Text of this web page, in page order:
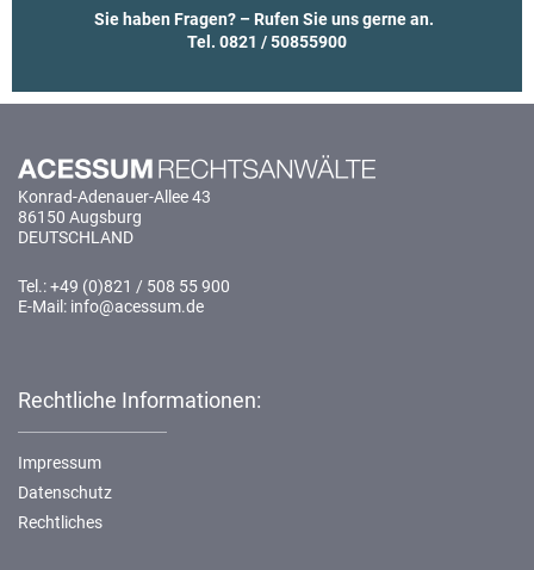
Sie haben Fragen? – Rufen Sie uns gerne an.
Tel. 0821 / 50855900
Konrad-Adenauer-Allee 43
86150 Augsburg
DEUTSCHLAND
Tel.: +49 (0)821 / 508 55 900
E-Mail: info@acessum.de
Rechtliche Informationen:
Impressum
Datenschutz
Rechtliches